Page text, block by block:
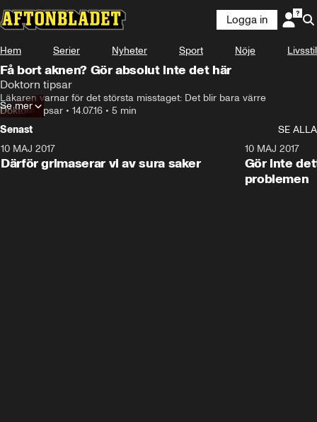
Logga in
Hem Serier Nyheter Sport Nöje Livsstil
Få bort aknen? Gör absolut inte det här
Doktorn tipsar
Läkaren varnar för det största misstaget: Det blir bara värre
Doktorn tipsar • 14.07.16 • 5 min
Se mer
Senast
SE ALLA
10 MAJ 2017
Därför grimaserar vi av sura saker
10 MAJ 2017
Gör inte
problemen